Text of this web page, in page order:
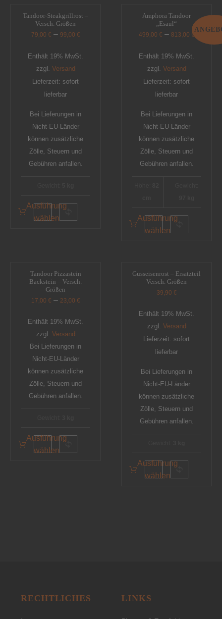
Tandoor-Steakgrillrost –
Versch. Größen
79,00 € – 99,00 €
Enthält 19% MwSt.
zzgl. Versand
Lieferzeit: sofort
lieferbar
Bei Lieferungen in
Nicht-EU-Länder
können zusätzliche
Zölle, Steuern und
Gebühren anfallen.
Ausführung
wählen
Amphora Tandoor
„Esaul“
499,00 € – 813,00 €
Enthält 19% MwSt.
zzgl. Versand
Lieferzeit: sofort
lieferbar
Bei Lieferungen in
Nicht-EU-Länder
können zusätzliche
Zölle, Steuern und
Gebühren anfallen.
Ausführung
wählen
Tandoor Pizzastein
Backstein – Versch.
Größen
17,00 € – 23,00 €
Enthält 19% MwSt.
zzgl. Versand
Bei Lieferungen in
Nicht-EU-Länder
können zusätzliche
Zölle, Steuern und
Gebühren anfallen.
Ausführung
wählen
Gusseisenrost – Ersatzteil
Versch. Größen
39,90 €
Enthält 19% MwSt.
zzgl. Versand
Lieferzeit: sofort
lieferbar
Bei Lieferungen in
Nicht-EU-Länder
können zusätzliche
Zölle, Steuern und
Gebühren anfallen.
Ausführung
wählen
RECHTLICHES LINKS